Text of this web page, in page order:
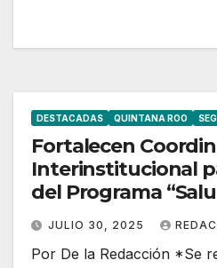
DESTACADAS QUINTANA ROO
Fortalecen
Interinstitucional
del Programa
Casa”
JULIO 30, 2025
Por De la Redacción *Se